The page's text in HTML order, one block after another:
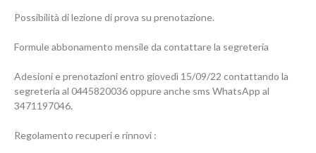
Possibilità di lezione di prova su prenotazione.
Formule abbonamento mensile da contattare la segreteria
Adesioni e prenotazioni entro giovedì 15/09/22 contattando la
segreteria al 0445820036 oppure anche sms WhatsApp al
3471197046.
Regolamento recuperi e rinnovi :